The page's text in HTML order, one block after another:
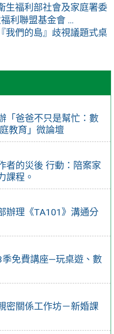
「爸爸不只是幫忙：數
教育」微論壇
者的災後 行動：陪案家
課程。
辦理《TA101》溝通分
免費講座—玩桌遊、數
密關係工作坊－新婚課
生福利部社會及家庭署委
利聯盟基金會 ...
『我們的島』歧視議題式桌